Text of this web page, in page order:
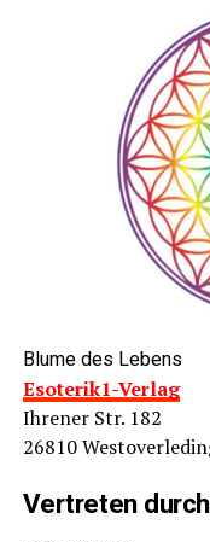
Blu­me des Lebens
Eso­te­ri­k1-Ver­lag
Ihre­ner Str. 182
26810
Ver­tre­ten